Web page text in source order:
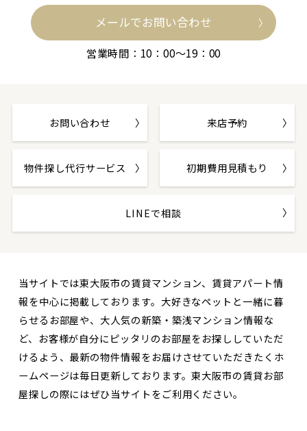
メールでお問い合わせ
営業時間：10：00～19：00
お問い合わせ 来店予約
物件探し代行サービス 初期費用見積もり
LINEで相談
当サイトでは東大阪市の賃貸マンション、賃貸アパート情
報を中心に掲載しております。大好きなペットと一緒に暮
らせるお部屋や、大人気の新築・築浅マンション情報な
ど、お客様が自分にピッタリのお部屋をお探ししていただ
けるよう、最新の物件情報をお届けさせていただきたくホ
ームページは毎日更新しております。東大阪市の賃貸お部
屋探しの際にはぜひ当サイトをご利用ください。